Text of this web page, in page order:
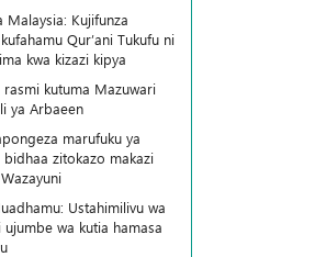
Malaysia: Kujifunza
Qur’ani Tukufu ni
kwa kizazi kipya
rasmi kutuma Mazuwari
ya Arbaeen
marufuku ya
bidhaa zitokazo makazi
Ustahimilivu wa
ujumbe wa kutia hamasa